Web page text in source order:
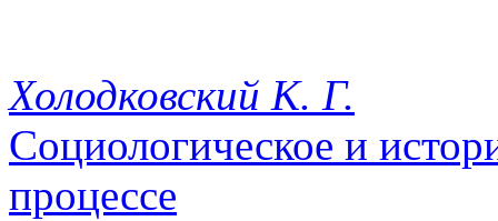
Холодковский К. Г.
Социологическое и
процессе